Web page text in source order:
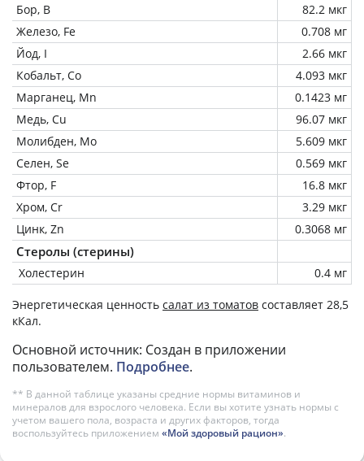
Бор, B
82.2 мкг
Железо, Fe
0.708 мг
Йод, I
2.66 мкг
Кобальт, Co
4.093 мкг
Марганец, Mn
0.1423 мг
Медь, Cu
96.07 мкг
Молибден, Mo
5.609 мкг
Селен, Se
0.569 мкг
Фтор, F
16.8 мкг
Хром, Cr
3.29 мкг
Цинк, Zn
0.3068 мг
Стеролы (стерины)
Холестерин 0.4 мг
Энергетическая ценность салат из томатов составляет 28,5
кКал.
Основной источник: Создан в приложении
пользователем. Подробнее.
** В данной таблице указаны средние нормы витаминов и
минералов для взрослого человека. Если вы хотите узнать нормы с
учетом вашего пола, возраста и других факторов, тогда
воспользуйтесь приложением «Мой здоровый рацион».